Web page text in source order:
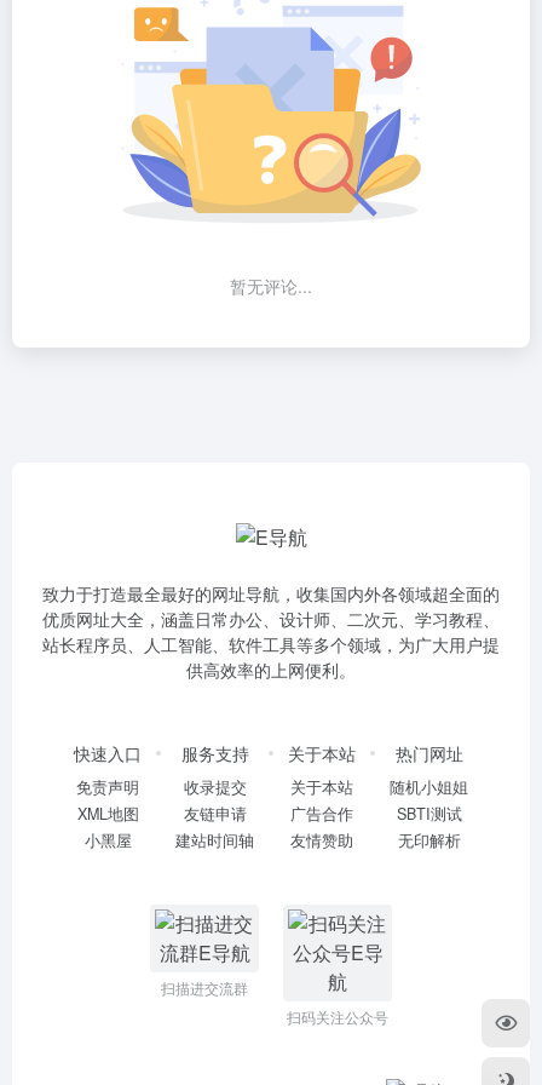
暂无评论...
致力于打造最全最好的网址导航，收集国内外各领域超全面的
优质网址大全，涵盖日常办公、设计师、二次元、学习教程、
站长程序员、人工智能、软件工具等多个领域，为广大用户提
供高效率的上网便利。
快速入口
免责声明
XML地图
小黑屋
服务支持
收录提交
友链申请
建站时间轴
关于本站
关于本站
广告合作
友情赞助
热门网址
随机小姐姐
SBTI测试
无印解析
扫描进交流群
扫码关注公众号